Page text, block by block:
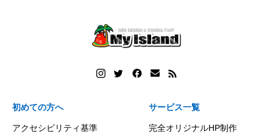
初めての方へ
アクセシビリティ基準
サービス一覧
完全オリジナルHP制作